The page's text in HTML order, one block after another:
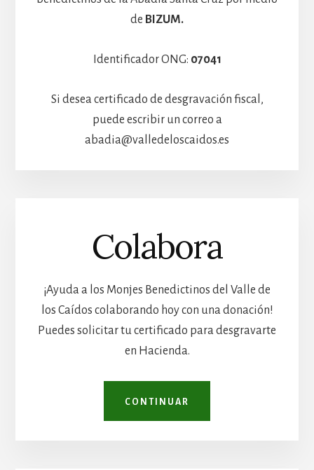
de BIZUM.
Identificador ONG: 07041
Si desea certificado de desgravación fiscal,
puede escribir un correo a
abadia@valledeloscaidos.es
Colabora
¡Ayuda a los Monjes Benedictinos del Valle de
los Caídos colaborando hoy con una donación!
Puedes solicitar tu certificado para desgravarte
en Hacienda.
CONTINUAR